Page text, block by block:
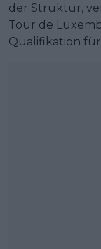
der Struktur,
Tour de
Qualifikation